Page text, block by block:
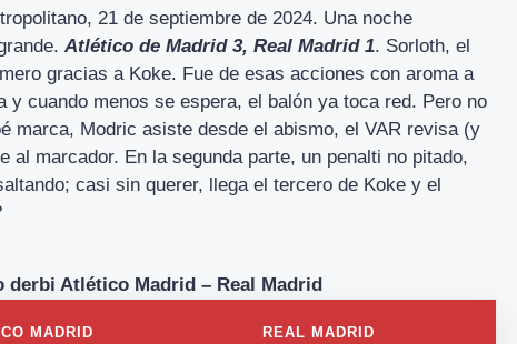
21 de septiembre de 2024. Una noche
Atlético de Madrid 3, Real Madrid 1. Sorloth, el
gracias a Koke. Fue de esas acciones con aroma a
cuando menos se espera, el balón ya toca red. Pero no
marca, Modric asiste desde el abismo, el VAR revisa (y
marcador. En la segunda parte, un penalti no pitado,
casi sin querer, llega el tercero de Koke y el
Atlético Madrid – Real Madrid
MADRID REAL MADRID